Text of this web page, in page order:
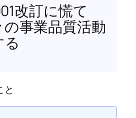
改訂に慌て
事業品質活動
る
と